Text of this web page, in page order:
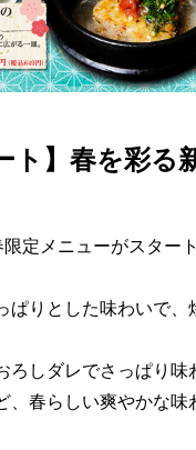
ト】春を彩る
限定メニューがスター
ぱりとした味わいで
ろしダレでさっぱり
、春らしい爽やかな味